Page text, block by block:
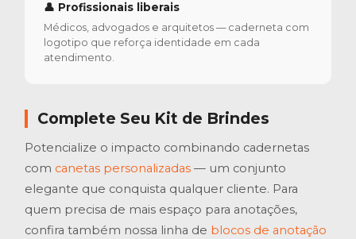
👤 Profissionais liberais
Médicos, advogados e arquitetos — caderneta com
logotipo que reforça identidade em cada
atendimento.
Complete Seu Kit de Brindes
Potencialize o impacto combinando cadernetas
com canetas personalizadas — um conjunto
elegante que conquista qualquer cliente. Para
quem precisa de mais espaço para anotações,
confira também nossa linha de blocos de anotação